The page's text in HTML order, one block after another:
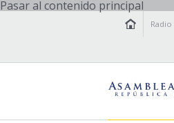
Pasar al contenido principal
Radio